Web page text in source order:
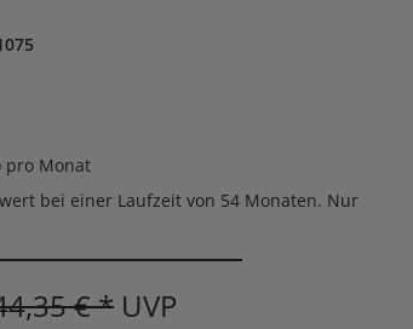
pro Monat
bei einer Laufzeit von 54 Monaten. Nur
€ * UVP